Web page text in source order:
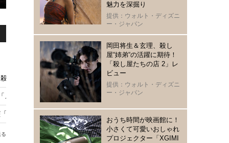
し屋たちの店 2」 イ・ドンウクらと撮影秘話明かす
メイド・イン・コリア 2」9月9日配信開始
し屋たちの店２」3・4話ビハインド映像
魅力を深掘り
提供：ウォルト・ディズニ
ー・ジャパン
岡田将生＆玄理、殺し
屋“姉弟“の活躍に期待！
「殺し屋たちの店 2」レ
ビュー
提供：ウォルト・ディズニ
ー・ジャパン
おうち時間が映画館に！
小さくて可愛いおしゃれ
プロジェクター「XGIMI